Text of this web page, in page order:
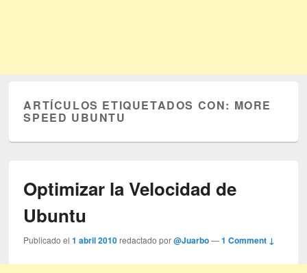
ARTÍCULOS ETIQUETADOS CON: MORE
SPEED UBUNTU
Optimizar la Velocidad de
Ubuntu
Publicado el1 abril 2010 redactado por@Juarbo —1 Comment ↓